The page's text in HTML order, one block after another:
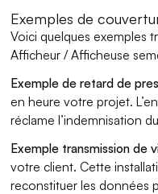
Exemples de
Voici quelques exemples
Afficheur / Afficheuse
Exemple de retard de
en heure votre projet.
réclame l’indemnisation
Exemple transmission de
votre client. Cette
reconstituer les données